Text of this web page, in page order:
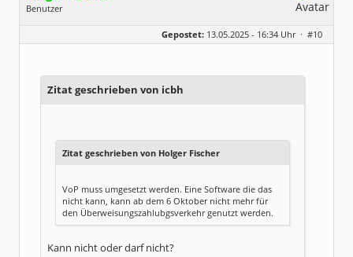
Benutzer
Alter:
54
Gepostet: 13.05.2025 - 16:34 Uhr · #10
Zitat geschrieben von icbh
Zitat geschrieben von Holger Fischer
VoP muss umgesetzt werden. Eine Software die das
nicht kann, kann ab dem 6 Oktober nicht mehr für
den Überweisungszahlubgsverkehr genutzt werden.
Kann nicht oder darf nicht?